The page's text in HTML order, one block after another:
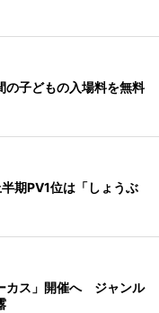
の子どもの入場料を無料
期PV1位は「しょうぶ
カス」開催へ ジャンル